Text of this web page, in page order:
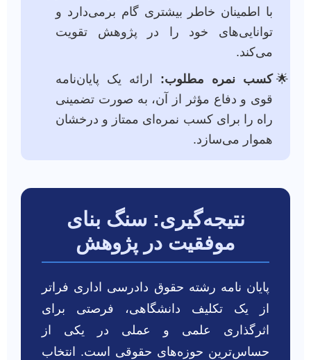
با اطمینان خاطر بیشتری گام برمی‌دارد و
توانایی‌های خود را در پژوهش تقویت
می‌کند.
کسب نمره مطلوب: ارائه یک پایان‌نامه
قوی و دفاع مؤثر از آن، به صورت تضمینی
راه را برای کسب نمره‌ای ممتاز و درخشان
هموار می‌سازد.
نتیجه‌گیری: سنگ بنای
موفقیت در پژوهش
پایان نامه رشته حقوق دادرسی اداری فراتر
از یک تکلیف دانشگاهی، فرصتی برای
اثرگذاری علمی و عملی در یکی از
حساس‌ترین حوزه‌های حقوقی است. انتخاب